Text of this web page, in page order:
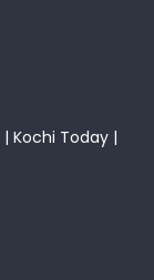
| Kochi Today |